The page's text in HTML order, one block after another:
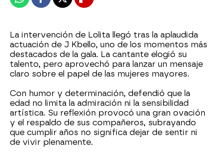
WhatsappFacebook
X Flipboard
La intervención de Lolita llegó tras la aplaudida
actuación de J Kbello, uno de los momentos más
destacados de la gala. La cantante elogió su
talento, pero aprovechó para lanzar un mensaje
claro sobre el papel de las mujeres mayores.
Con humor y determinación, defendió que la
edad no limita la admiración ni la sensibilidad
artística. Su reflexión provocó una gran ovación
y el respaldo de sus compañeros, subrayando
que cumplir años no significa dejar de sentir ni
de vivir plenamente.